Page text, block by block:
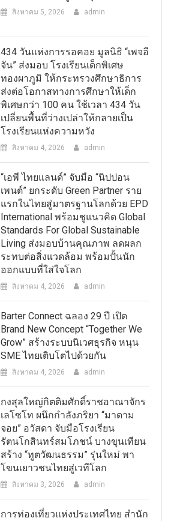
สิงหาคม 5, 2026 admin
434 วันแห่งการรอคอย มูลนิธิ “เพจอี
จัน” ส่งมอบ โรงเรียนเด็กพิเศษ
ทองผาภูมิ ให้กระทรวงศึกษาธิการ
ส่งต่อโอกาสทางการศึกษาให้เด็ก
พิเศษกว่า 100 คน ใช้เวลา 434 วัน
เปลี่ยนพื้นที่ว่างเปล่าให้กลายเป็น
โรงเรียนแห่งความหวัง
สิงหาคม 4, 2026 admin
“เอพี ไทยแลนด์” จับมือ “นิปปอน
เพนต์” ยกระดับ Green Partner ราย
แรกในไทยสู่มาตรฐานโลกด้วย EPD
International พร้อมชูแนวคิด Global
Standards For Global Sustainable
Living ส่งมอบบ้านคุณภาพ ลดผลก
ระทบต่อสิ่งแวดล้อม พร้อมปั้นนัก
ออกแบบที่ใส่ใจโลก
สิงหาคม 4, 2026 admin
Barter Connect ฉลอง 29 ปี เปิด
Brand New Concept “Together We
Grow” สร้างระบบนิเวศธุรกิจ หนุน
SME ไทยเติบโตไปด้วยกัน
สิงหาคม 4, 2026 admin
กงสุลใหญ่กิตติมศักดิ์ราชอาณาจักร
เลโซโท ผนึกกำลังภริยา “มาดาม
จอย” อวัสดา จับมือโรงเรียน
รัตนโกสินทร์สมโภชน์ บางขุนเทียน
สร้าง “ทูตวัฒนธรรม” รุ่นใหม่ พา
โขนเยาวชนไทยสู่เวทีโลก
สิงหาคม 3, 2026 admin
การท่องเที่ยวแห่งประเทศไทย สำนัก